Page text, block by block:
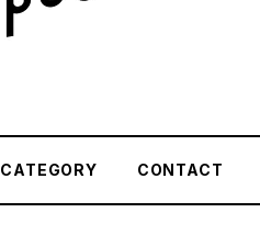
CATEGORY CONTACT